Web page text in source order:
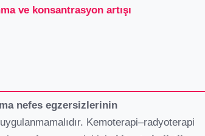
ve konsantrasyon artışı
nefes egzersizlerinin
Kemoterapi–radyoterapi